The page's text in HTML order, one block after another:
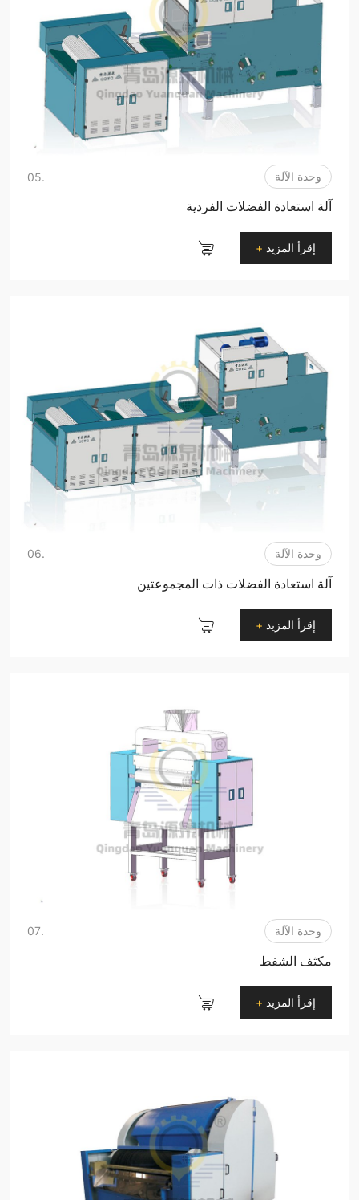
وحدة الآلة .05
آلة استعادة الفضلات الفردية
إقرأ المزيد +
وحدة الآلة .06
آلة استعادة الفضلات ذات المجموعتين
إقرأ المزيد +
وحدة الآلة .07
مكثف الشفط
إقرأ المزيد +